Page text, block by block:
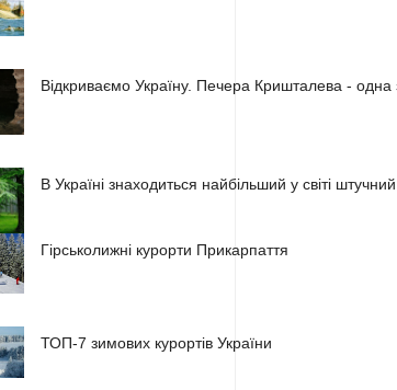
Відкриваємо Україну. Печера Кришталева - одна
В Україні знаходиться найбільший у світі штучний
Гірськолижні курорти Прикарпаття
ТОП-7 зимових курортів України